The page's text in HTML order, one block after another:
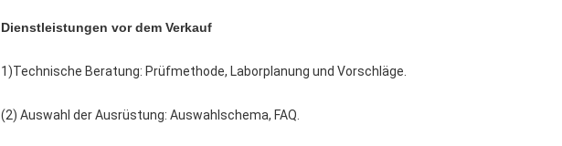
Dienstleistungen vor dem Verkauf
1)Technische Beratung: Prüfmethode, Laborplanung und Vorschläge.
(2) Auswahl der Ausrüstung: Auswahlschema, FAQ.